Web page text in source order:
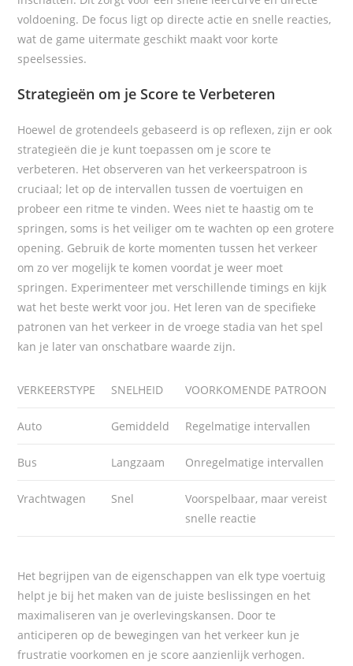
voldoening. De focus ligt op directe actie en snelle reacties,
wat de game uitermate geschikt maakt voor korte
speelsessies.
Strategieën om je Score te Verbeteren
Hoewel degrotendeels gebaseerd is op reflexen, zijn er ook
strategieën die je kunt toepassen om je score te
verbeteren. Het observeren van het verkeerspatroon is
cruciaal; let op de intervallen tussen de voertuigen en
probeer een ritme te vinden. Wees niet te haastig om te
springen, soms is het veiliger om te wachten op een grotere
opening. Gebruik de korte momenten tussen het verkeer
om zo ver mogelijk te komen voordat je weer moet
springen. Experimenteer met verschillende timings en kijk
wat het beste werkt voor jou. Het leren van de specifieke
patronen van het verkeer in de vroege stadia van het spel
kan je later van onschatbare waarde zijn.
VERKEERSTYPE SNELHEID VOORKOMENDE PATROON
Auto Gemiddeld Regelmatige intervallen
Bus Langzaam Onregelmatige intervallen
Vrachtwagen Snel
Voorspelbaar, maar vereist
snelle reactie
Het begrijpen van de eigenschappen van elk type voertuig
helpt je bij het maken van de juiste beslissingen en het
maximaliseren van je overlevingskansen. Door te
anticiperen op de bewegingen van het verkeer kun je
frustratie voorkomen en je score aanzienlijk verhogen.